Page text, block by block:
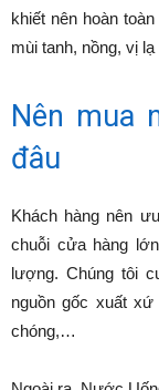
khiết nên hoàn
mùi tanh, nồng, vị lạ
Nên mua
đâu
Khách hàng nên
chuỗi cửa hàng
lượng. Chúng tôi
nguồn gốc xuất
chóng,…